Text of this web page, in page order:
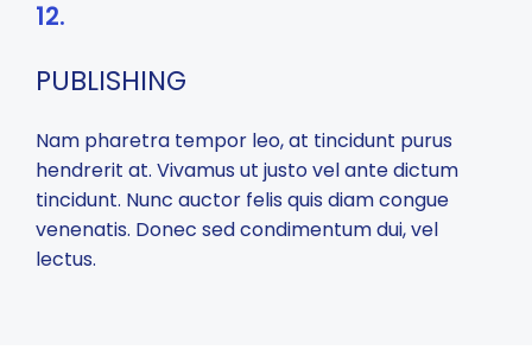
12.
PUBLISHING
Nam pharetra tempor leo, at tincidunt purus
hendrerit at. Vivamus ut justo vel ante dictum
tincidunt. Nunc auctor felis quis diam congue
venenatis. Donec sed condimentum dui, vel
lectus.